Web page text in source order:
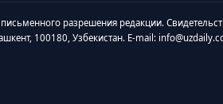
разрешения редакции.
100180, Узбекистан. E-mail: